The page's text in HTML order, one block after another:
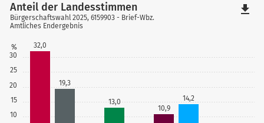
10
15
20
25
30
% 32,0
19,3
13,0
10,9
14,2
Anteil der Landesstimmen
Bürgerschaftswahl 2025, 6159903 - Brief-Wbz.
Amtliches Endergebnis
file_download